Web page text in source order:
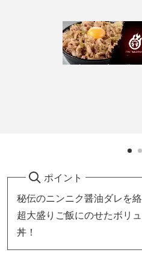
ポイント
秘伝のニンニク醤油ダレを
超大盛りご飯にのせたボリ
丼！